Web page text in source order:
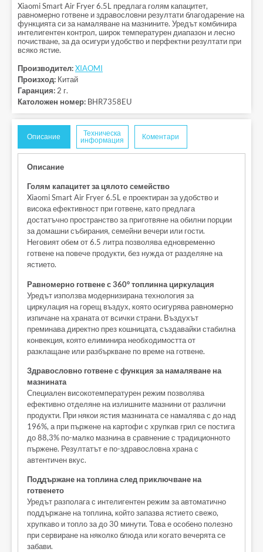
Xiaomi Smart Air Fryer 6.5L предлага голям капацитет,
равномерно готвене и здравословни резултати благодарение на
функцията си за намаляване на мазнините. Уредът комбинира
интелигентен контрол, широк температурен диапазон и лесно
почистване, за да осигури удобство и перфектни резултати при
всяко ястие.
Производител:XIAOMI
Произход: Китай
Гаранция:2 г.
Католожен номер: BHR7358EU
Описание
Техническа
информация
Коментари
Описание
Голям капацитет за цялото семейство
Xiaomi Smart Air Fryer 6.5L е проектиран за удобство и
висока ефективност при готвене, като предлага
достатъчно пространство за приготвяне на обилни порции
за домашни събирания, семейни вечери или гости.
Неговият обем от 6.5 литра позволява едновременно
готвене на повече продукти, без нужда от разделяне на
ястието.
Равномерно готвене с 360° топлинна циркулация
Уредът използва модернизирана технология за
циркулация на горещ въздух, която осигурява равномерно
изпичане на храната от всички страни. Въздухът
преминава директно през кошницата, създавайки стабилна
конвекция, която елиминира необходимостта от
разклащане или разбъркване по време на готвене.
Здравословно готвене с функция за намаляване на
мазнината
Специален високотемпературен режим позволява
ефективно отделяне на излишните мазнини от различни
продукти. При някои ястия мазнината се намалява с до над
196%, а при пържене на картофи с хрупкав грил се постига
до 88,3% по-малко мазнина в сравнение с традиционното
пържене. Резултатът е по-здравословна храна с
автентичен вкус.
Поддържане на топлина след приключване на
готвенето
Уредът разполага с интелигентен режим за автоматично
поддържане на топлина, който запазва ястието свежо,
хрупкаво и топло за до 30 минути. Това е особено полезно
при сервиране на няколко блюда или когато вечерята се
забави.